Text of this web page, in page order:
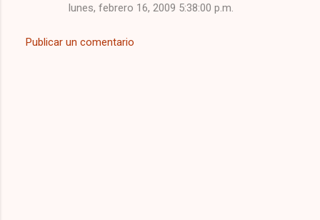
lunes, febrero 16, 2009 5:38:00 p.m.
Publicar un comentario